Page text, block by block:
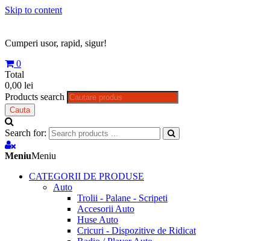
Skip to content
Cumperi usor, rapid, sigur!
0
Total
0,00 lei
Products search
Cauta
Search for:
MeniuMeniu
CATEGORII DE PRODUSE
Auto
Trolii - Palane - Scripeti
Accesorii Auto
Huse Auto
Cricuri - Dispozitive de Ridicat